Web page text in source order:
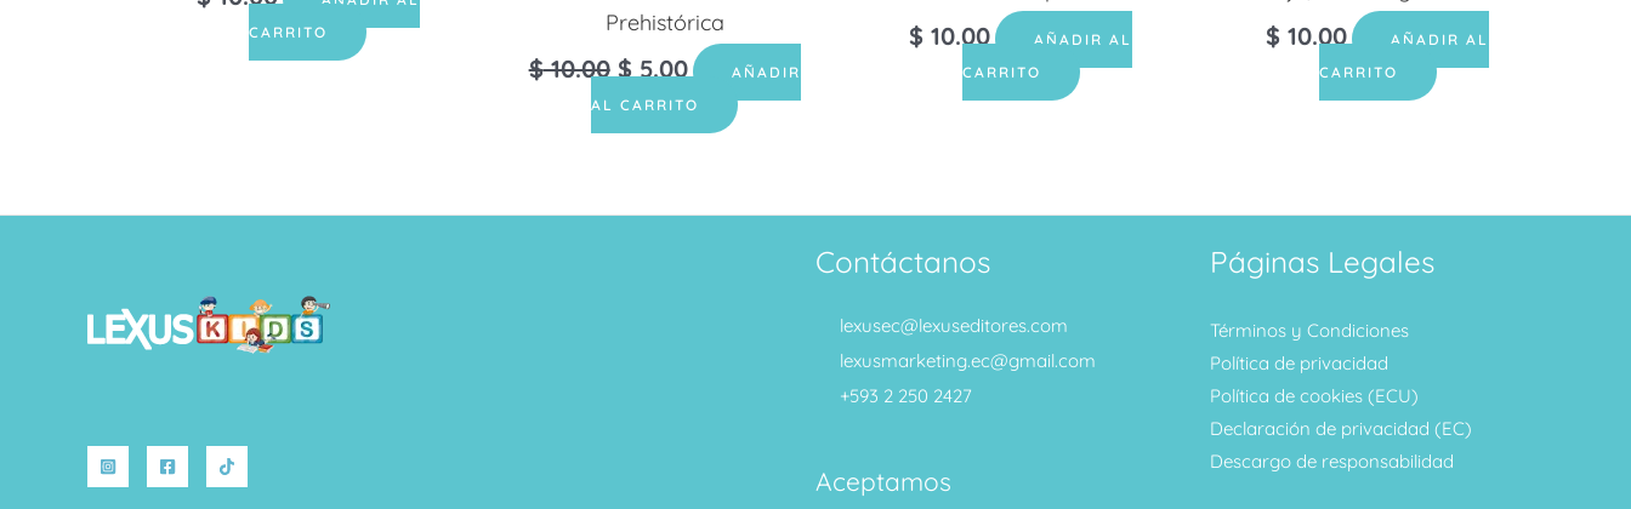
CARRITO
Prehistórica
$10.00 $5.00
AÑADIR
AL CARRITO
$ 10.00
AÑADIR AL
CARRITO
$ 10.00
AÑADIR AL
CARRITO
Contáctanos
lexusec@lexuseditores.com
lexusmarketing.ec@gmail.com
+593 2 250 2427
Aceptamos
Páginas Legales
Términos y Condiciones
Política de privacidad
Política de cookies (ECU)
Declaración de privacidad (EC)
Descargo de responsabilidad